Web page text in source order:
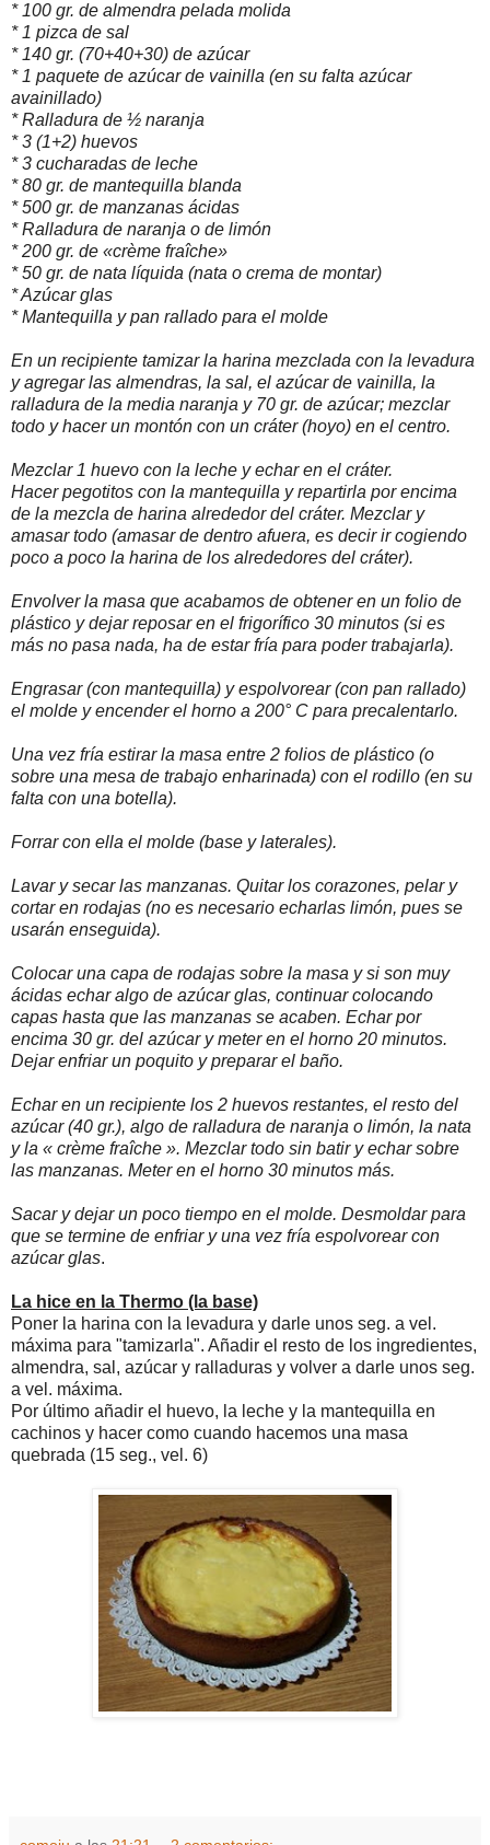
* 100 gr. de almendra pelada molida
* 1 pizca de sal
* 140 gr. (70+40+30) de azúcar
* 1 paquete de azúcar de vainilla (en su falta azúcar
avainillado)
* Ralladura de ½ naranja
* 3 (1+2) huevos
* 3 cucharadas de leche
* 80 gr. de mantequilla blanda
* 500 gr. de manzanas ácidas
* Ralladura de naranja o de limón
* 200 gr. de «crème fraîche»
* 50 gr. de nata líquida (nata o crema de montar)
* Azúcar glas
* Mantequilla y pan rallado para el molde
En un recipiente tamizar la harina mezclada con la levadura
y agregar las almendras, la sal, el azúcar de vainilla, la
ralladura de la media naranja y 70 gr. de azúcar; mezclar
todo y hacer un montón con un cráter (hoyo) en el centro.
Mezclar 1 huevo con la leche y echar en el cráter.
Hacer pegotitos con la mantequilla y repartirla por encima
de la mezcla de harina alrededor del cráter. Mezclar y
amasar todo (amasar de dentro afuera, es decir ir cogiendo
poco a poco la harina de los alrededores del cráter).
Envolver la masa que acabamos de obtener en un folio de
plástico y dejar reposar en el frigorífico 30 minutos (si es
más no pasa nada, ha de estar fría para poder trabajarla).
Engrasar (con mantequilla) y espolvorear (con pan rallado)
el molde y encender el horno a 200° C para precalentarlo.
Una vez fría estirar la masa entre 2 folios de plástico (o
sobre una mesa de trabajo enharinada) con el rodillo (en su
falta con una botella).
Forrar con ella el molde (base y laterales).
Lavar y secar las manzanas. Quitar los corazones, pelar y
cortar en rodajas (no es necesario echarlas limón, pues se
usarán enseguida).
Colocar una capa de rodajas sobre la masa y si son muy
ácidas echar algo de azúcar glas, continuar colocando
capas hasta que las manzanas se acaben. Echar por
encima 30 gr. del azúcar y meter en el horno 20 minutos.
Dejar enfriar un poquito y preparar el baño.
Echar en un recipiente los 2 huevos restantes, el resto del
azúcar (40 gr.), algo de ralladura de naranja o limón, la nata
y la « crème fraîche ». Mezclar todo sin batir y echar sobre
las manzanas. Meter en el horno 30 minutos más.
Sacar y dejar un poco tiempo en el molde. Desmoldar para
que se termine de enfriar y una vez fría espolvorear con
azúcar glas.
La hice en la Thermo (la base)
Poner la harina con la levadura y darle unos seg. a vel.
máxima para "tamizarla". Añadir el resto de los ingredientes,
almendra, sal, azúcar y ralladuras y volver a darle unos seg.
a vel. máxima.
Por último añadir el huevo, la leche y la mantequilla en
cachinos y hacer como cuando hacemos una masa
quebrada (15 seg., vel. 6)